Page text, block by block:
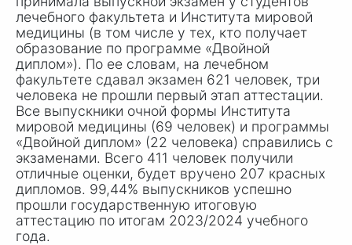
лечебного факультета и Института мировой
медицины (в том числе у тех, кто получает
образование по программе «Двойной
диплом»). По ее словам, на лечебном
факультете сдавал экзамен 621 человек, три
человека не прошли первый этап аттестации.
Все выпускники очной формы Института
мировой медицины (69 человек) и программы
«Двойной диплом» (22 человека) справились с
экзаменами. Всего 411 человек получили
отличные оценки, будет вручено 207 красных
дипломов. 99,44% выпускников успешно
прошли государственную итоговую
аттестацию по итогам 2023/2024 учебного
года.